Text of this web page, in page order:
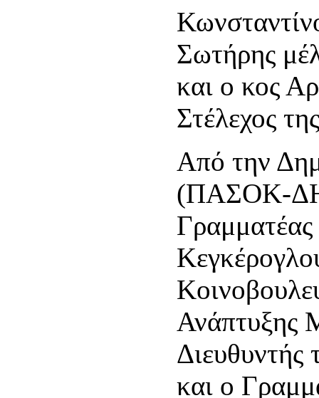
Σωτήρης
και ο κος
Στέλεχος
Από την
(ΠΑΣΟΚ-
Ανάπτυξης
και ο